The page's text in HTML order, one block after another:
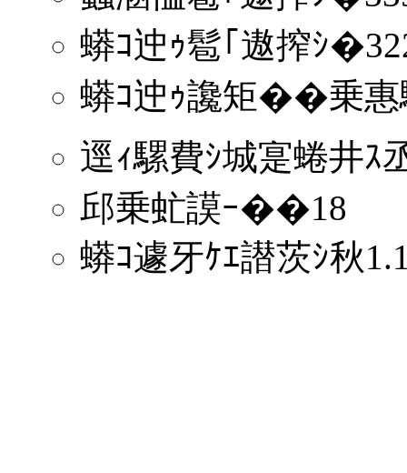
蟒ｺ迚ｩ髱｢遨搾ｼ
蟒ｺ迚ｩ讒矩��乗
逕ｨ騾費ｼ城寔蜷井ｽ
邱乗虻謨ｰ��18
蟒ｺ遽牙ｹｴ譛茨ｼ秋